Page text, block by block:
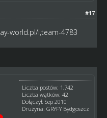
#17
world.pl/i,team-4783
Liczba postów: 1,742
Liczba wątków: 42
Dołączył: Sep 2010
Drużyna: GRYFY Bydgoszcz